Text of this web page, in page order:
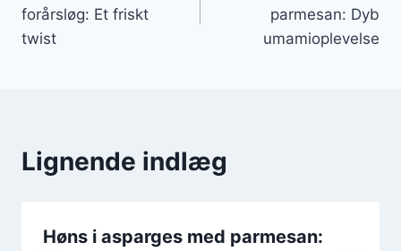
forårsløg: Et friskt
twist
parmesan: Dyb
umamioplevelse
Lignende indlæg
Høns i asparges med parmesan: